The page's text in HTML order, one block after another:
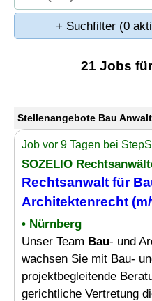
+ Suchfilter (0
21 Jobs
Stellenangebote Bau
Job vor 9 Tagen bei
SOZELIO
Rechtsanwalt für
Architektenrecht
• Nürnberg
Unser Team Bau- und
wachsen Sie mit Bau-
projektbegleitende
gerichtliche Vertretung